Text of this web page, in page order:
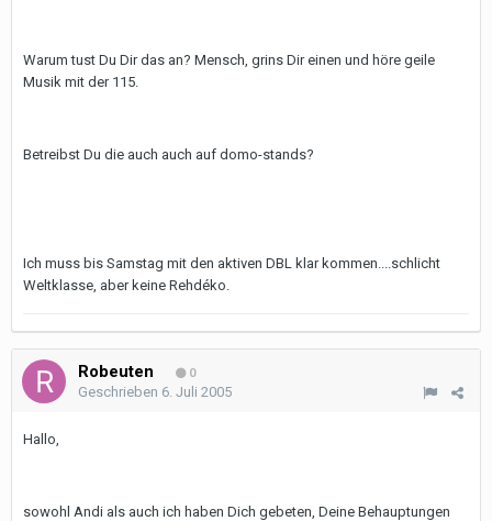
Warum tust Du Dir das an? Mensch, grins Dir einen und höre geile
Musik mit der 115.
Betreibst Du die auch auch auf domo-stands?
Ich muss bis Samstag mit den aktiven DBL klar kommen....schlicht
Weltklasse, aber keine Rehdéko.
Robeuten 0
Geschrieben 6. Juli 2005
Hallo,
sowohl Andi als auch ich haben Dich gebeten, Deine Behauptungen